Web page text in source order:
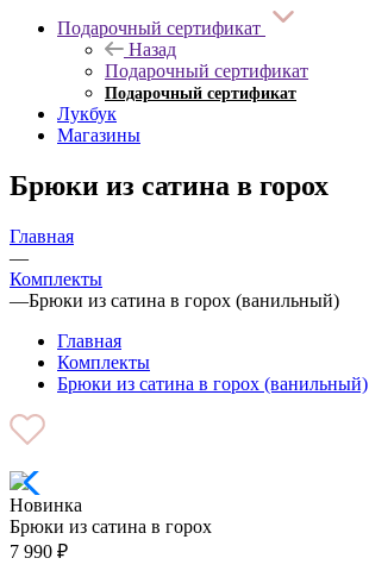
Подарочный сертификат
Назад
Подарочный сертификат
Подарочный сертификат
Лукбук
Магазины
Брюки из сатина в горох
Главная
—
Комплекты
—Брюки из сатина в горох (ванильный)
Главная
Комплекты
Брюки из сатина в горох (ванильный)
Новинка
Брюки из сатина в горох
7 990 ₽